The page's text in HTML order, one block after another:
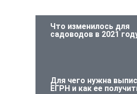
Что изменилось для
садоводов в 2021
Для чего нужна
ЕГРН и как ее